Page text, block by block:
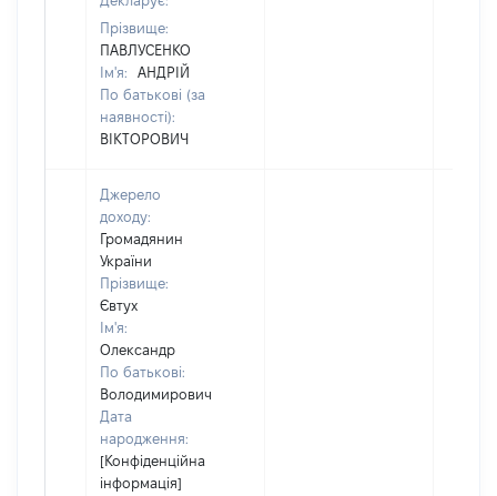
Прізвище:
ПАВЛУСЕНКО
Ім'я:
АНДРІЙ
По батькові (за
наявності):
ВІКТОРОВИЧ
Джерело
доходу:
Громадянин
України
Прізвище:
Євтух
Ім'я:
Олександр
По батькові:
Володимирович
Дата
народження:
[Конфіденційна
інформація]